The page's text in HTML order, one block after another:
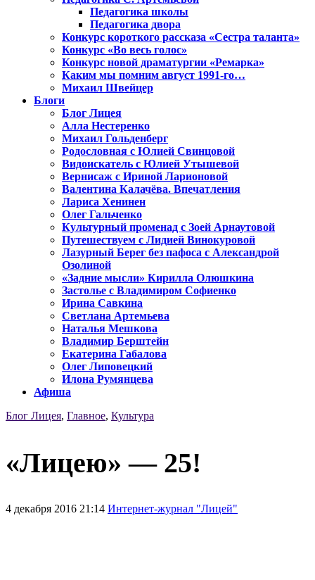
Педагогика школы
Педагогика двора
Конкурс короткого рассказа «Сестра таланта»
Конкурс «Во весь голос»
Конкурс новой драматургии «Ремарка»
Каким мы помним август 1991-го…
Михаил Швейцер
Блоги
Блог Лицея
Алла Нестеренко
Михаил Гольденберг
Родословная с Юлией Свинцовой
Видоискатель с Юлией Утышевой
Вернисаж с Ириной Ларионовой
Валентина Калачёва. Впечатления
Лариса Хенинен
Олег Гальченко
Культурный променад с Зоей Арнаутовой
Путешествуем с Лидией Винокуровой
Лазурный Берег без пафоса с Александрой
Озолиной
«Задние мысли» Кирилла Олюшкина
Застолье с Владимиром Софиенко
Ирина Савкина
Светлана Артемьева
Наталья Мешкова
Владимир Берштейн
Екатерина Габалова
Олег Липовецкий
Илона Румянцева
Афиша
Блог Лицея, Главное, Культура
«Лицею» — 25!
4 декабря 2016 21:14 Интернет-журнал "Лицей"